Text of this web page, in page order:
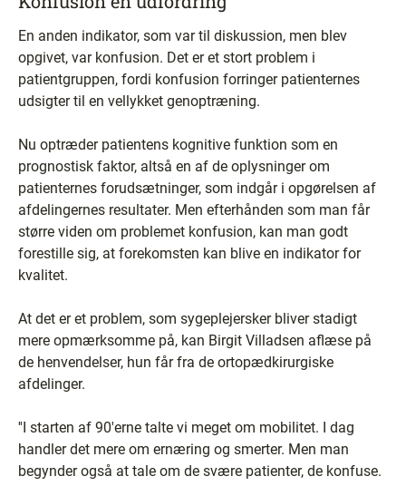
En anden indikator, som var til diskussion, men blev
opgivet, var konfusion. Det er et stort problem i
patientgruppen, fordi konfusion forringer patienternes
udsigter til en vellykket genoptræning.
Nu optræder patientens kognitive funktion som en
prognostisk faktor, altså en af de oplysninger om
patienternes forudsætninger, som indgår i opgørelsen af
afdelingernes resultater. Men efterhånden som man får
større viden om problemet konfusion, kan man godt
forestille sig, at forekomsten kan blive en indikator for
kvalitet.
At det er et problem, som sygeplejersker bliver stadigt
mere opmærksomme på, kan Birgit Villadsen aflæse på
de henvendelser, hun får fra de ortopædkirurgiske
afdelinger.
''I starten af 90'erne talte vi meget om mobilitet. I dag
handler det mere om ernæring og smerter. Men man
begynder også at tale om de svære patienter, de konfuse.